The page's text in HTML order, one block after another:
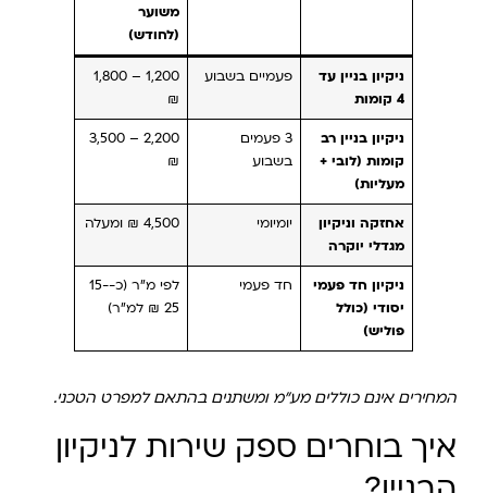
משוער
(לחודש)
ניקיון בניין עד
4 קומות
פעמיים בשבוע
1,200 – 1,800
₪
ניקיון בניין רב
קומות (לובי +
מעליות)
3 פעמים
בשבוע
2,200 – 3,500
₪
אחזקה וניקיון
מגדלי יוקרה
יומיומי 4,500 ₪ ומעלה
ניקיון חד פעמי
יסודי (כולל
פוליש)
חד פעמי
לפי מ"ר (כ-15-
25 ₪ למ"ר)
המחירים אינם כוללים מע"מ ומשתנים בהתאם למפרט הטכני.
איך בוחרים ספק שירות לניקיון